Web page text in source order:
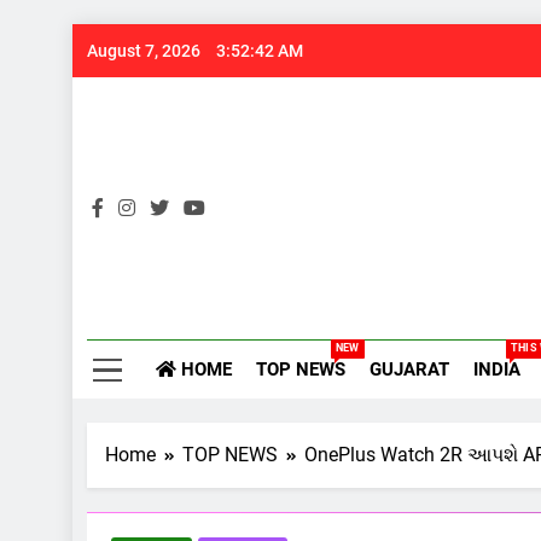
August 7, 2026 3:52:43 AM
HOME TOP NEWS
NEW
GUJARAT INDIA
THIS
Home TOP NEWS OnePlus Watch 2R આપશે